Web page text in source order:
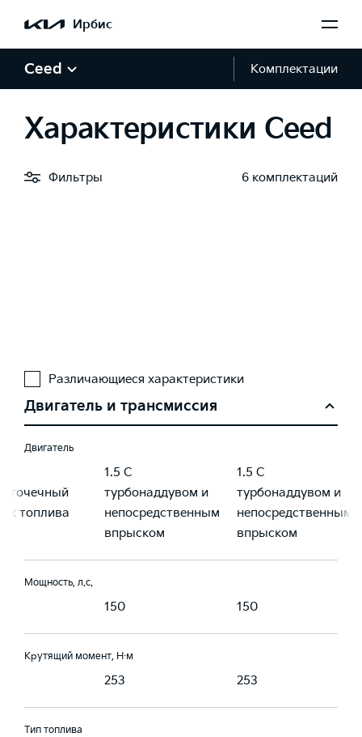
Ирбис
Ceed Комплектации
Характеристики Ceed
Фильтры 6 комплектаций
Различающиеся характеристики
Двигатель и трансмиссия
Двигатель
топлива
1.5 С
турбонаддувом и
непосредственным
впрыском
1.5 С
турбонаддувом и
непосредственным
впрыском
Мощность, л.с.
150 150
Крутящий момент, Н·м
253 253
Тип топлива